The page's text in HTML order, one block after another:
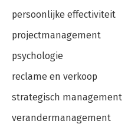
persoonlijke effectiviteit
projectmanagement
psychologie
reclame en verkoop
strategisch management
verandermanagement